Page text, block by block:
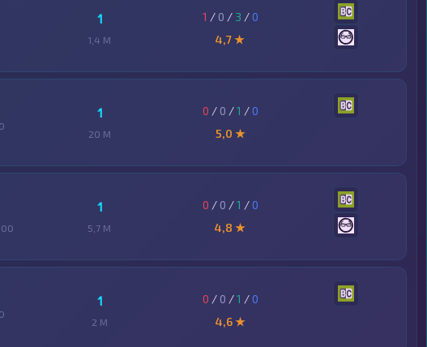
1
1,4 M
1 / 0 / 3 /0
4,7 ★
1
20 M
0 / 0 /1 /0
5,0 ★
1
5,7 M
0 / 0 /1 /0
4,8 ★
1
2 M
0 / 0 /1 /0
4,6 ★